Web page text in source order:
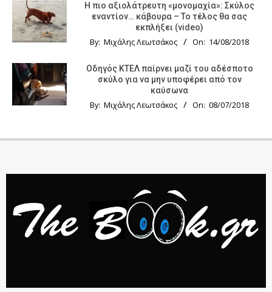
Η πιο αξιολάτρευτη «μονομαχία»: Σκύλος
εναντίον… κάβουρα – Το τέλος θα σας
εκπλήξει (video)
By: Μιχάλης Λεωτσάκος On: 14/08/2018
Οδηγός KTΕΛ παίρνει μαζί του αδέσποτο
σκύλο για να μην υποφέρει από τον
καύσωνα
By: Μιχάλης Λεωτσάκος On: 08/07/2018